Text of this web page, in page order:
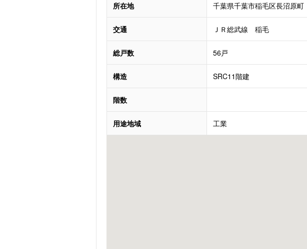
所在地 千葉県千葉市稲毛区長沼原町
交通 ＪＲ総武線 稲毛
総戸数 56戸
構造 SRC11階建
階数
用途地域 工業